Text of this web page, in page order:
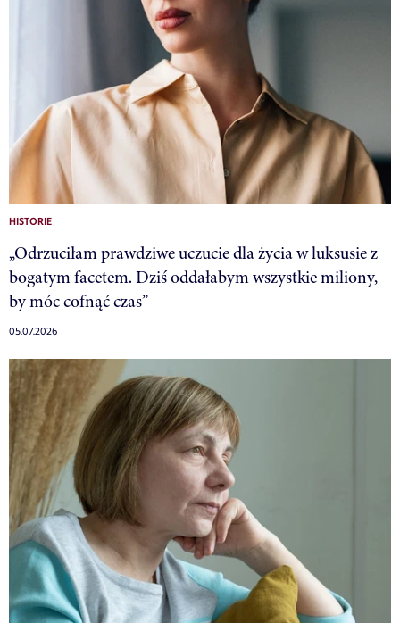
HISTORIE
„Odrzuciłam prawdziwe uczucie dla życia w luksusie z
bogatym facetem. Dziś oddałabym wszystkie miliony,
by móc cofnąć czas”
05.07.2026